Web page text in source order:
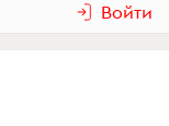
Войти